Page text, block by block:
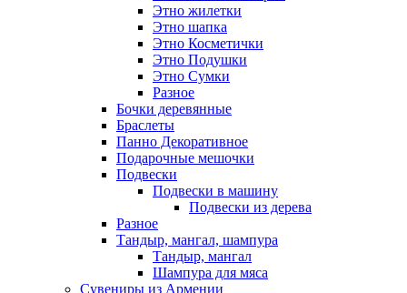
Этно жилетки
Этно шапка
Этно Косметички
Этно Подушки
Этно Сумки
Разное
Бочки деревянные
Браслеты
Панно Декоративное
Подарочные мешочки
Подвески
Подвески в машину
Подвески из дерева
Разное
Тандыр, мангал, шампура
Тандыр, мангал
Шампура для мяса
Сувениры из Армении